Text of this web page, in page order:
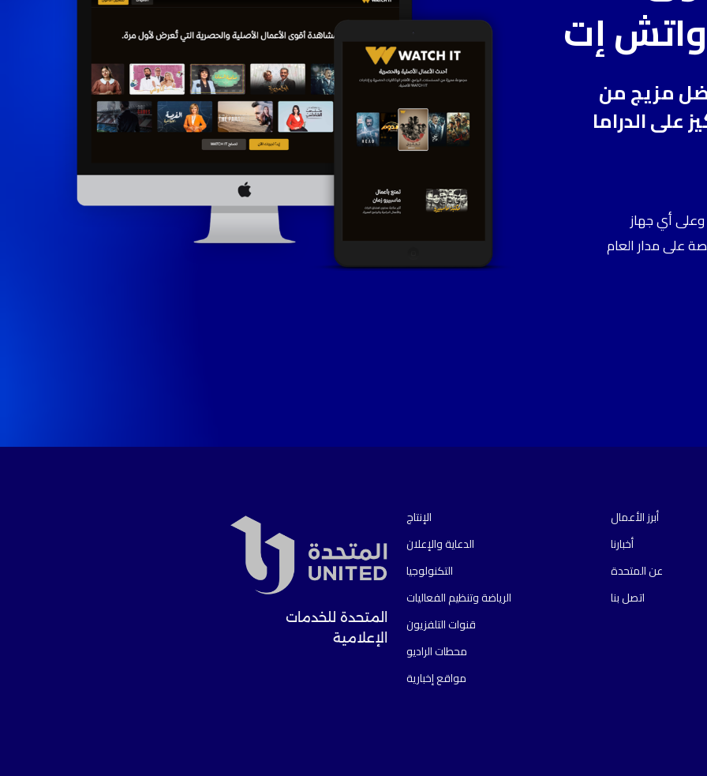
واتشإت
مزيجمن
علىالدراما
أي جهاز
على مدار العام
المتحدة للخدمات
الإعلامية
الإنتاج
الدعاية والإعلان
التكنولوجيا
الرياضة وتنظيم الفعاليات
قنوات التلفزيون
محطات الراديو
مواقع إخبارية
أبرز الأعمال
أخبارنا
عن المتحدة
اتصل بنا